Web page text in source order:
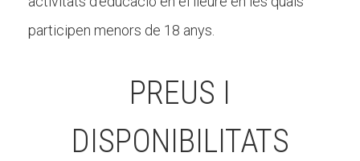
participen menors de 18 anys.
PREUS I
DISPONIBILITATS